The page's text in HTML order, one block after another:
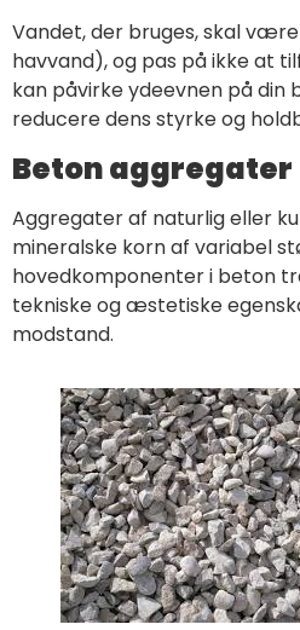
Vandet, der bruges, skal
havvand), og pas på ikke at
kan påvirke ydeevnen på din
reducere dens styrke og
Beton aggregater
Aggregater af naturlig eller
mineralske korn af variabel
hovedkomponenter i beton
tekniske og æstetiske
modstand.